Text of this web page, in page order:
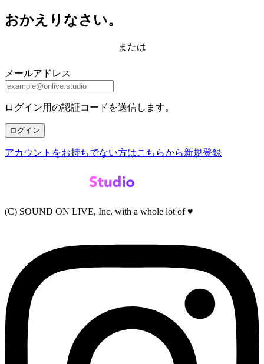
おかえりなさい。
または
メールアドレス
ログイン用の認証コードを送信します。
ログイン
アカウントをお持ちでない方はこちらから新規登録
(C) SOUND ON LIVE, Inc. with a whole lot of ♥